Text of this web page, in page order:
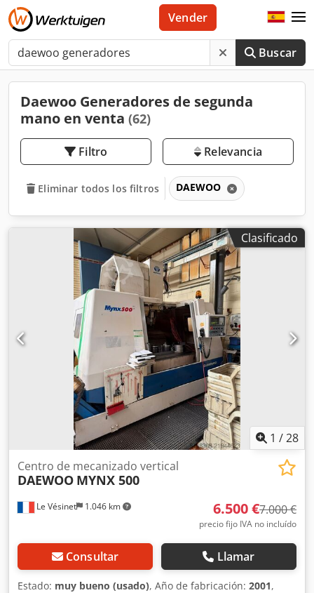
Buscar
Vender
Daewoo Generadores de segunda
mano en venta (62)
Filtro Relevancia
Eliminar todos los filtros DAEWOO
Clasificado
1 /28
Le Vésinet 1.046 km
Centro de mecanizado vertical
DAEWOO MYNX 500
6.500 €7.000 €
precio fijo IVA no incluído
Consultar Llamar
Estado: muy bueno (usado), Año de fabricación: 2001,